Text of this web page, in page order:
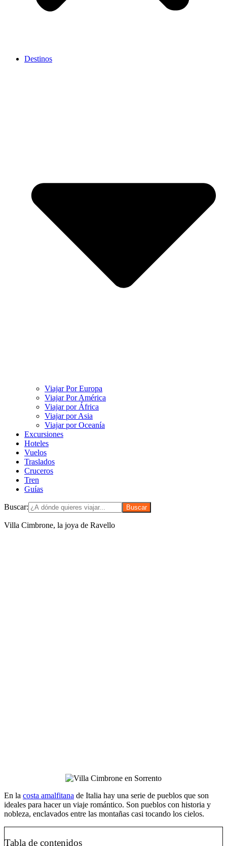
Destinos
Viajar Por Europa
Viajar Por América
Viajar por África
Viajar por Asia
Viajar por Oceanía
Excursiones
Hoteles
Vuelos
Traslados
Cruceros
Tren
Guías
Buscar:
Villa Cimbrone, la joya de Ravello
En la costa amalfitana de Italia hay una serie de pueblos que son
ideales para hacer un viaje romántico. Son pueblos con historia y
nobleza, enclavados entre las montañas casi tocando los cielos.
Tabla de contenidos